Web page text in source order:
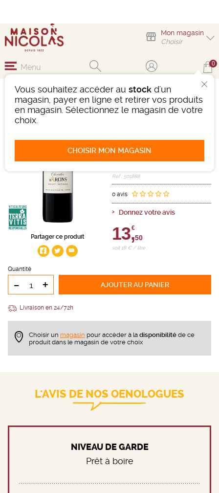
Mon magasin
Choisir
Vous souhaitez accéder au stock d'un
magasin, payer en ligne et retirer vos produits
en magasin. Sélectionnez le magasin de votre
choix.
CHOISIR MON MAGASIN
Menu 0
Partager ce produit
CHEVALIER D'ARCINS
HAUT-MÉDOC
Rouge -Bouteille de 75 cl
Ref : 501888
0 avis
Donnez votre avis
13,
€
50
soit 18 € / litre
Quantité
- + AJOUTERAU PANIER
Livraison en 24/72h
Choisir un magasin pour accèder à la disponibilité de ce
produit dans le magasin de votre choix
L'AVIS DE NOS OENOLOGUES
NIVEAU DE GARDE
Prêt à boire